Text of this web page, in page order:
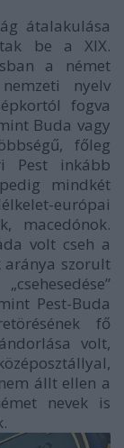
átalakulása
be a XIX.
a német
nyelv
fogva
Buda vagy
főleg
Pest inkább
mindkét
európai
macedónok.
volt cseh a
aránya szorult
Pest-Buda
fő
volt,
állt ellen a
nevek is